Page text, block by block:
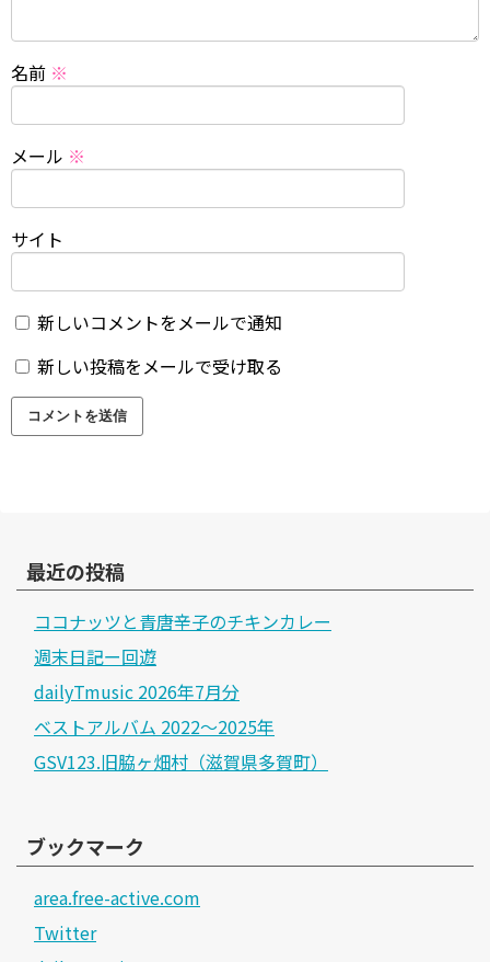
名前 ※
メール ※
サイト
新しいコメントをメールで通知
新しい投稿をメールで受け取る
最近の投稿
ココナッツと青唐辛子のチキンカレー
週末日記ー回遊
dailyTmusic 2026年7月分
ベストアルバム 2022～2025年
GSV123.旧脇ヶ畑村（滋賀県多賀町）
ブックマーク
area.free-active.com
Twitter